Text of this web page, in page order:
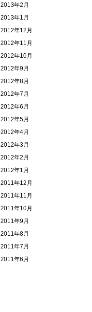
2013年2月
2013年1月
2012年12月
2012年11月
2012年10月
2012年9月
2012年8月
2012年7月
2012年6月
2012年5月
2012年4月
2012年3月
2012年2月
2012年1月
2011年12月
2011年11月
2011年10月
2011年9月
2011年8月
2011年7月
2011年6月